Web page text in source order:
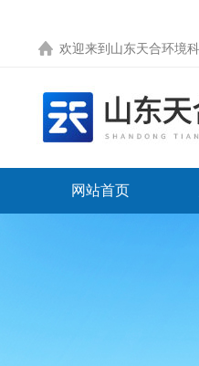
欢迎来到 山东天合环境
网站首页